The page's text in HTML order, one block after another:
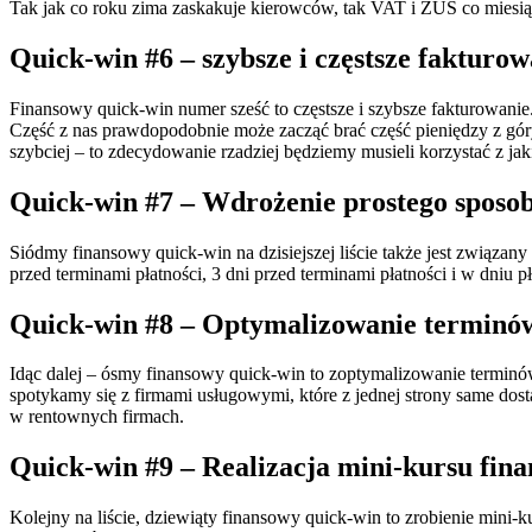
Tak jak co roku zima zaskakuje kierowców, tak VAT i ZUS co
Quick-win #6 – szybsze i częstsze
Finansowy quick-win numer sześć to częstsze i szybsze
Część z nas prawdopodobnie może zacząć brać część pieniędzy z
szybciej – to zdecydowanie rzadziej będziemy musieli korzystać z
Quick-win #7 – Wdrożenie prostego
Siódmy finansowy quick-win na dzisiejszej liście także jest
przed terminami płatności, 3 dni przed terminami płatności i w dniu
Quick-win #8 – Optymalizowanie
Idąc dalej – ósmy finansowy quick-win to zoptymalizowanie
spotykamy się z firmami usługowymi, które z jednej strony same
w rentownych firmach.
Quick-win #9 – Realizacja mini-kursu
Kolejny na liście, dziewiąty finansowy quick-win to zrobienie mini-